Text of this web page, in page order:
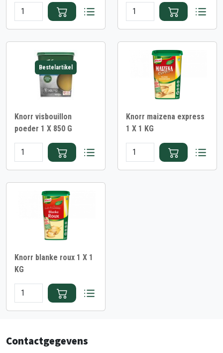
Bestelartikel
Knorr visbouillon
poeder 1 X 850 G
Knorr maizena express
1 X 1 KG
Knorr blanke roux 1 X 1
KG
Contactgegevens